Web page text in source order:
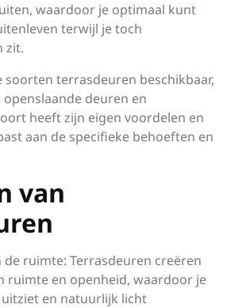
waardoor je optimaal kunt
terwijl je toch
zit.
soorten terrasdeuren beschikbaar,
deuren en
heeft zijn eigen voordelen en
aan de specifieke behoeften en
van
ruimte: Terrasdeuren creëren
ruimte en openheid, waardoor je
en natuurlijk licht